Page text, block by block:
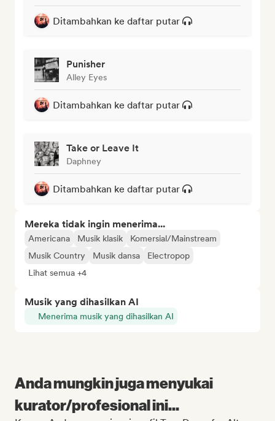
Ditambahkan ke daftar putar
Punisher
Alley Eyes
Ditambahkan ke daftar putar
Take or Leave It
Daphney
Ditambahkan ke daftar putar
Mereka tidak ingin menerima...
Americana Musik klasik
Komersial/Mainstream
Musik Country
Musik dansa
Electropop
Lihat semua +4
Musik yang dihasilkan AI
Menerima musik yang dihasilkan AI
Anda mungkin juga menyukai
kurator/profesional ini...